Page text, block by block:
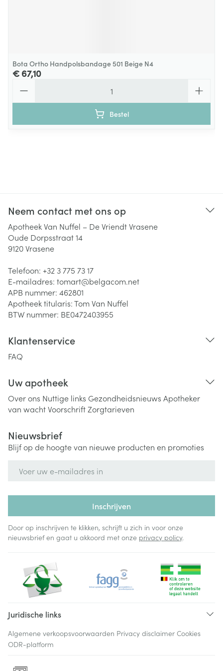
Bota Ortho Handpolsbandage 501 Beige N4
€ 67,10
Bestel
Neem contact met ons op
Apotheek Van Nuffel – De Vriendt Vrasene
Oude Dorpsstraat 14
9120Vrasene
Telefoon: +32 3 775 73 17
E-mailadres: tomart@belgacom.net
APB nummer: 462801
Apotheek titularis:Tom Van Nuffel
BTW nummer: BE0472403955
Klantenservice
FAQ
Uw apotheek
Over ons Nuttige links Gezondheidsnieuws Apotheker
van wachtVoorschriftZorgtarieven
Nieuwsbrief
Blijf op de hoogte van nieuwe producten en promoties
Inschrijven
Door op inschrijven te klikken, schrijft u zich in voor onze
nieuwsbrief en gaat u akkoord met onze privacy policy.
Juridische links
Algemene verkoopsvoorwaarden Privacy disclaimer Cookies
ODR-platform